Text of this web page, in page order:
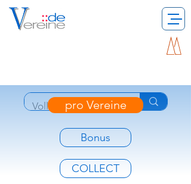
pro Vereine
Bonus
COLLECT